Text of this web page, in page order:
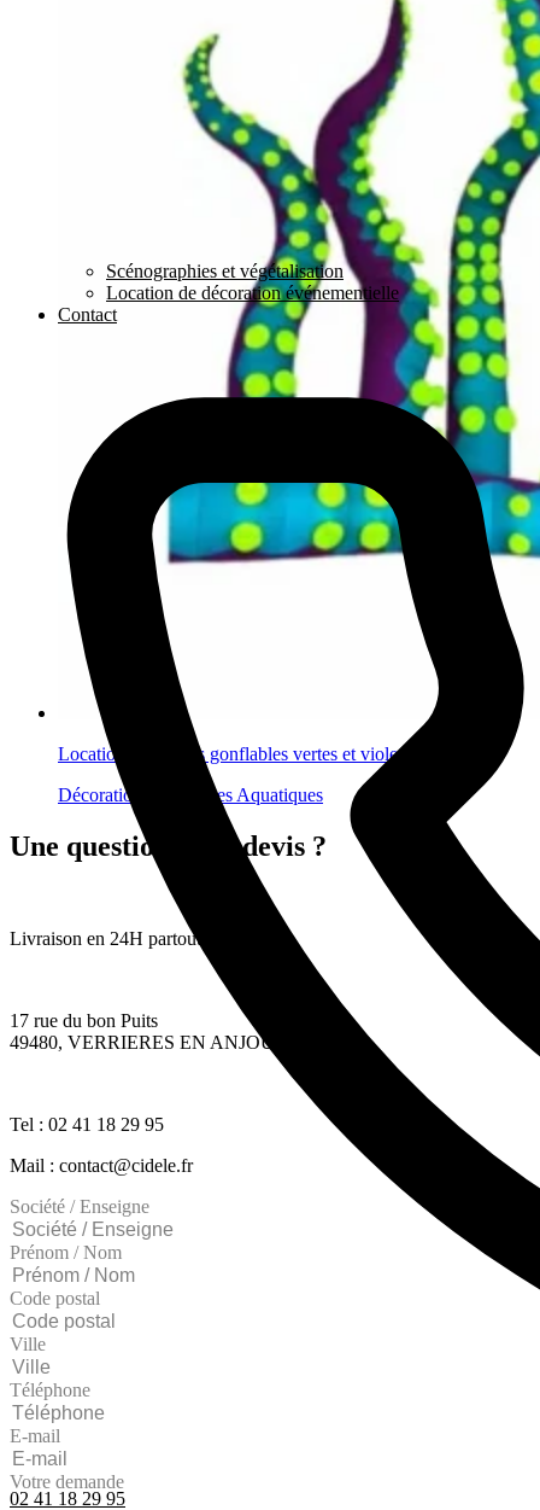
Location tentacules gonflables vertes et violettes
Décorations gonflables Aquatiques
Une question ? Un devis ?
Livraison en 24H partout en France
17 rue du bon Puits
49480, VERRIERES EN ANJOU
Tel : 02 41 18 29 95
Mail : contact@cidele.fr
Société / Enseigne
Prénom / Nom
Code postal
Ville
Téléphone
E-mail
Votre demande
Scénographies et végétalisation
Location de décoration événementielle
Contact
02 41 18 29 95